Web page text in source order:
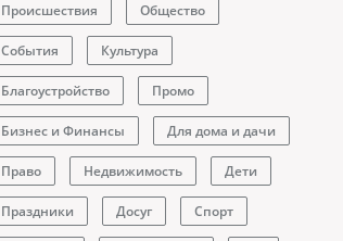
Происшествия Общество
События Культура
Благоустройство Промо
Бизнес и Финансы Для дома и дачи
Право Недвижимость Дети
Праздники Досуг Спорт